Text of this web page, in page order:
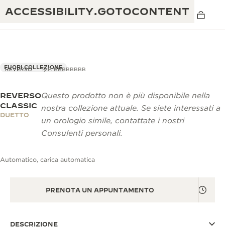
ACCESSIBILITY.GOTOCONTENT
GARANZIA JAEGER-LECOULTRE
GARANZIA DEI SEGNATEMPO
THE GOLDEN RATIO MUSICAL SHOW
IL REVERSO 1931 CAFÉ
MOSTRA “THE PERPETUAL
ECCELLENZA: OLTRE 190 ANNI DI TRADIZIONE
CREATIVITÀ: OLTRE 430 BREVETTI
MAESTRIA: 108 MESTIERI
REVERSO RIF. BBBBBBBB
FUORI COLLEZIONE
REVERSO
CLASSIC
DUETTO
Questo prodotto non è più disponibile nella
nostra collezione attuale. Se siete interessati a
un orologio simile, contattate i nostri
Consulenti personali.
Automatico, carica automatica
PRENOTA UN APPUNTAMENTO
DESCRIZIONE